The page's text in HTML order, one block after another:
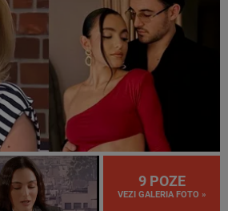
9 POZE
VEZI GALERIA FOTO »